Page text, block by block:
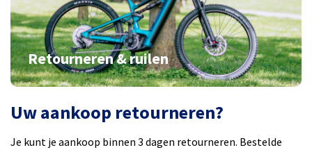
Retourneren & ruilen
Uw aankoop retourneren?
Je kunt je aankoop binnen 3 dagen retourneren. Bestelde